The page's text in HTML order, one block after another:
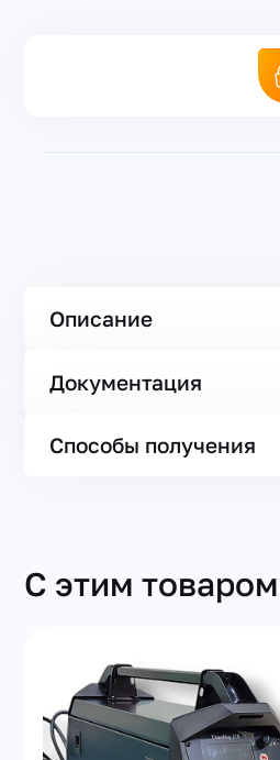
Описание
Документация
Способы получения
С этим